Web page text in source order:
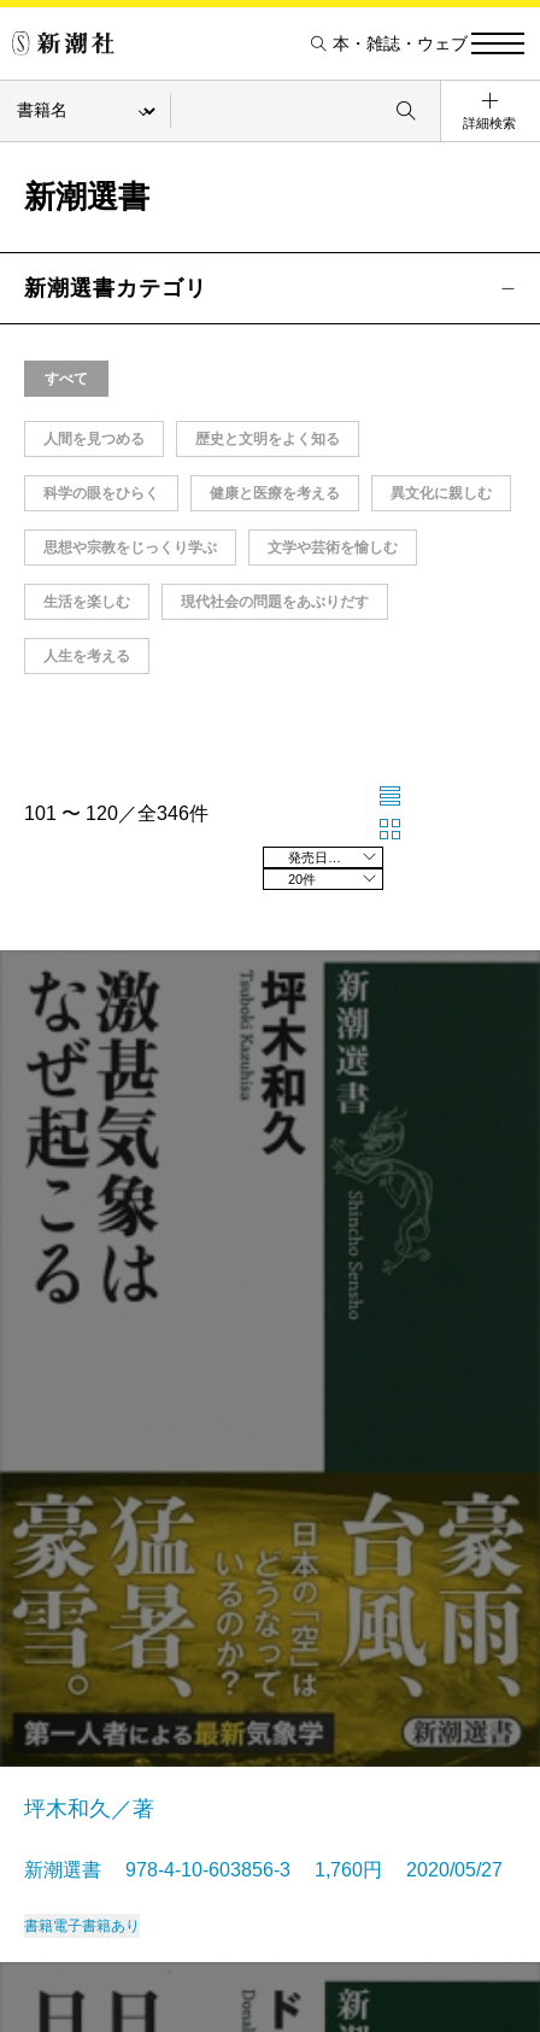
本・雑誌・ウェブ
詳細検索
新潮選書
新潮選書カテゴリ
すべて
人間を見つめる 歴史と文明をよく知る
科学の眼をひらく 健康と医療を考える 異文化に親しむ
思想や宗教をじっくり学ぶ 文学や芸術を愉しむ
生活を楽しむ 現代社会の問題をあぶりだす
人生を考える
101 〜 120／全346件
20件
坪木和久／著
新潮選書 978-4-10-603856-3 1,760円 2020/05/27
書籍電子書籍あり